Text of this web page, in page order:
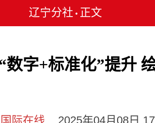
辽宁分社 • 正文
数字+标准化”提升
际在线 2025年04月08日